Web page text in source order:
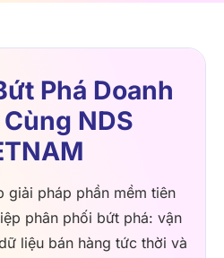
Phá Doanh
NDS
giải pháp phần mềm tiên
phân phối bứt phá: vận
liệu bán hàng tức thời và